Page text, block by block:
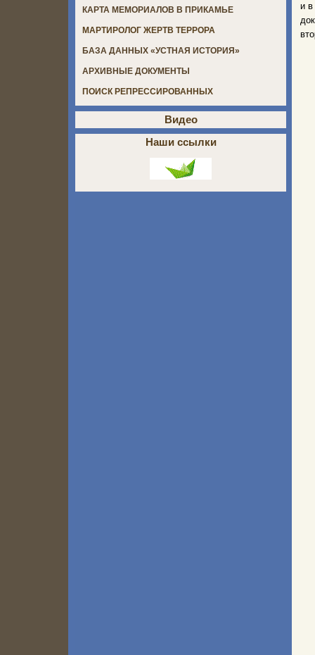
и в
КАРТА МЕМОРИАЛОВ В ПРИКАМЬЕ
МАРТИРОЛОГ ЖЕРТВ ТЕРРОРА
БАЗА ДАННЫХ «УСТНАЯ ИСТОРИЯ»
АРХИВНЫЕ ДОКУМЕНТЫ
ПОИСК РЕПРЕССИРОВАННЫХ
Видео
Наши ссылки